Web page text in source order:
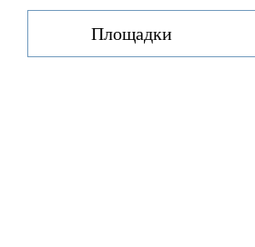
Площадки